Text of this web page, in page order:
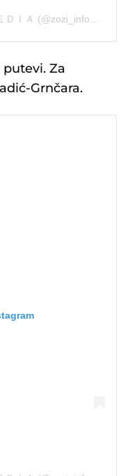
A post shared by Ž ＯＺＩ ＩＮＦＯＭＥＤＩＡ (@zozi_infomedia)
Za
Grnčara.